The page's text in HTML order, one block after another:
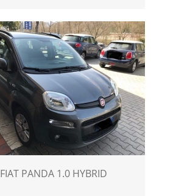
FIAT PANDA 1.0 HYBRID